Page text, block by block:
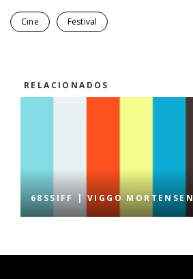
Cine Festival
RELACIONADOS
68SSIFF | VIGGO MORTENSEN